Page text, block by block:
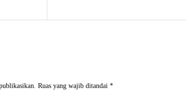
Ruas yang wajib ditandai *